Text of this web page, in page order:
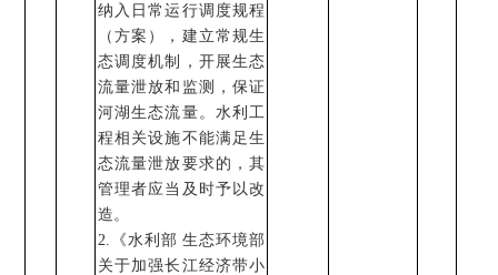
纳入日常运行调度规程
（方案），建立常规生
态调度机制，开展生态
流量泄放和监测，保证
河湖生态流量。水利工
程相关设施不能满足生
态流量泄放要求的，其
管理者应当及时予以改
造。
2. 《水利部 生态环境部
关于加强长江经济带小